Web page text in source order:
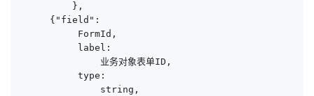
         },
     {"field":
          FormId,
          label:
              业务对象表单ID,
          type:
              string,